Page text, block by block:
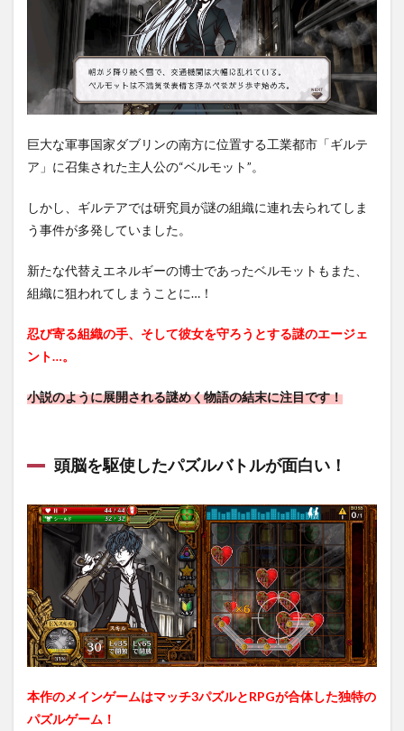
ーリ
ー！
1.2
頭脳
を駆
使し
ズル
バト
ルが
1.3
なル
ール
のコ
ンツ
べ
2
序盤の内
容を解
2.1
ステ
ージ
を進
めて
キャ
ラの
獲得
やコ
ンテ
の解
放を
巨大な軍事国家ダブリンの南方に位置する工業都市「ギルテ
ア」に召集された主人公の“ベルモット”。
しかし、ギルテアでは研究員が謎の組織に連れ去られてしま
う事件が多発していました。
新たな代替えエネルギーの博士であったベルモットもまた、
組織に狙われてしまうことに…！
忍び寄る組織の手、そして彼女を守ろうとする謎のエージェ
ント…。
小説のように展開される謎めく物語の結末に注目です！
頭脳を駆使したパズルバトルが面白い！
本作のメインゲームはマッチ3パズルとRPGが合体した独特の
パズルゲーム！